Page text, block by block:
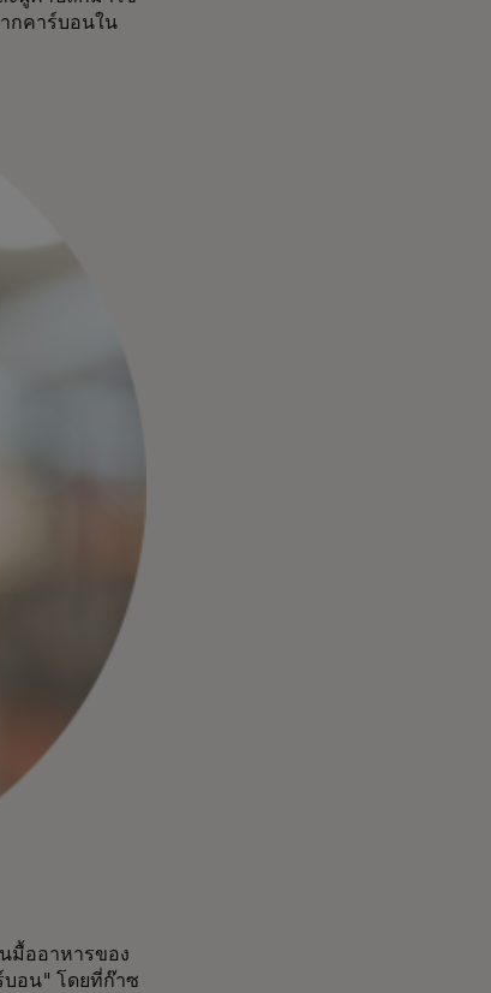
กคาร์บอนใน
มื้ออาหารของ
บอน" โดยที่ก๊าซ